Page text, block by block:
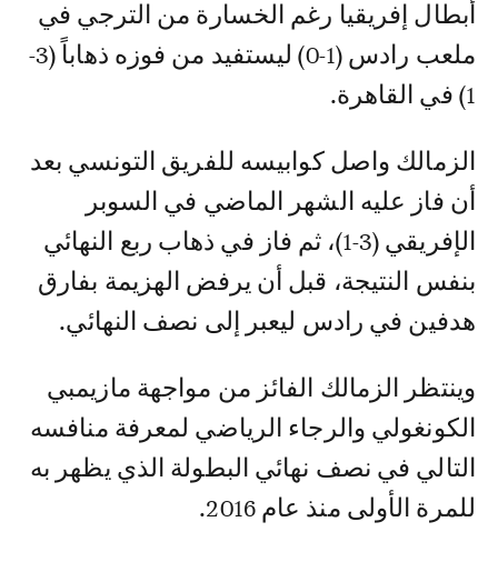
أبطال إفريقيا رغم الخسارة من الترجي في
ملعب رادس (1-0) ليستفيد من فوزه ذهاباً (3-
1) في القاهرة.
الزمالك واصل كوابيسه للفريق التونسي بعد
أن فاز عليه الشهر الماضي في السوبر
الإفريقي (3-1)، ثم فاز في ذهاب ربع النهائي
بنفس النتيجة، قبل أن يرفض الهزيمة بفارق
هدفين في رادس ليعبر إلى نصف النهائي.
وينتظر الزمالك الفائز من مواجهة مازيمبي
الكونغولي والرجاء الرياضي لمعرفة منافسه
التالي في نصف نهائي البطولة الذي يظهر به
للمرة الأولى منذ عام 2016.